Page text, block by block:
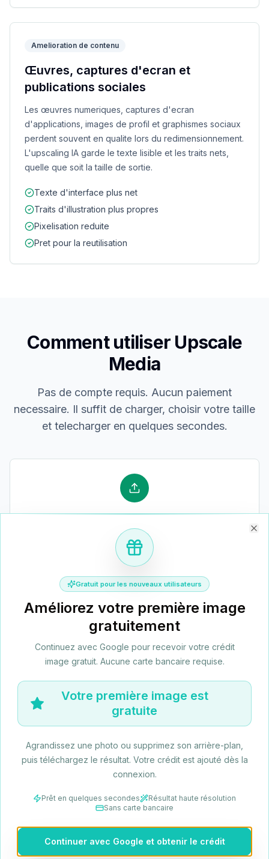
Amelioration de contenu
Œuvres, captures d'ecran et
publications sociales
Les œuvres numeriques, captures d'ecran
d'applications, images de profil et graphismes sociaux
perdent souvent en qualite lors du redimensionnement.
L'upscaling IA garde le texte lisible et les traits nets,
quelle que soit la taille de sortie.
Texte d'interface plus net
Traits d'illustration plus propres
Pixelisation reduite
Pret pour la reutilisation
Comment utiliser Upscale
Media
Pas de compte requis. Aucun paiement
necessaire. Il suffit de charger, choisir votre taille
et telecharger en quelques secondes.
Glissez-deposez un fichier JPG, PNG ou WebP. Vous
pouvez charger une image ou en mettre plusieurs en
file d'attente pour un traitement par lot.
Selectionnez un agrandissement 2x, 4x, 6x ou 8x
selon la taille souhaitee. Activez l'amelioration des
visages pour les portraits et photos de groupe.
3. Telechargez instantanement
Gratuit pour les nouveaux utilisateurs
Améliorez votre première image
gratuitement
Continuez avec Google pour recevoir votre crédit
image gratuit. Aucune carte bancaire requise.
Votre première image est
gratuite
Agrandissez une photo ou supprimez son arrière-plan,
puis téléchargez le résultat. Votre crédit est ajouté dès la
connexion.
Prêt en quelques secondes
Résultat haute résolution
Sans carte bancaire
Continuer avec Google et obtenir le crédit